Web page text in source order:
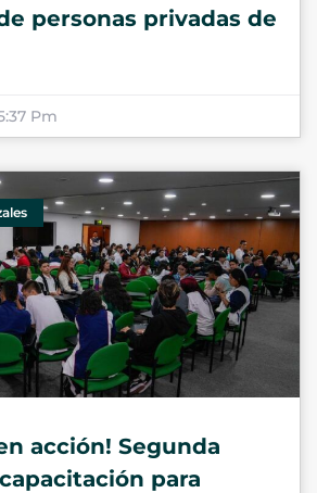
personas privadas de
Pm
acción! Segunda
para